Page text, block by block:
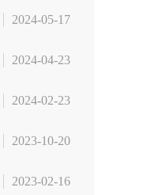
2024-05-17
2024-04-23
2024-02-23
2023-10-20
2023-02-16